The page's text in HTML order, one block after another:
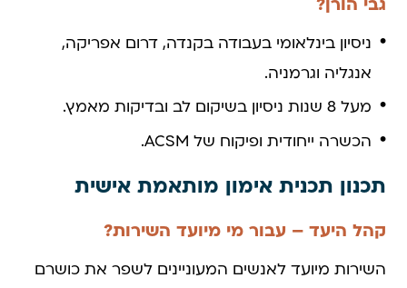
גבי הורן?
ניסיון בינלאומי בעבודה בקנדה, דרום אפריקה,
אנגליה וגרמניה.
מעל 8 שנות ניסיון בשיקום לב ובדיקות מאמץ.
הכשרה ייחודית ופיקוח של ACSM.
תכנון תכנית אימון מותאמת אישית
קהל היעד – עבור מי מיועד השירות?
השירות מיועד לאנשים המעוניינים לשפר את כושרם